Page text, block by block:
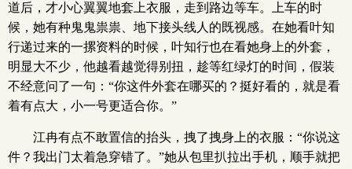
道后，才小心翼翼地套上衣服，走到路边等车。上车的时
候，她有种鬼鬼祟祟、地下接头线人的既视感。在她看叶知
行递过来的一摞资料的时候，叶知行也在看她身上的外套，
明显大不少，他越看越觉得别扭，趁等红绿灯的时间，假装
不经意问了一句：“你这件外套在哪买的？挺好看的，就是看
着有点大，小一号更适合你。”
江冉有点不敢置信的抬头，拽了拽身上的衣服：“你说这
件？我出门太着急穿错了。”她从包里扒拉出手机，顺手就把